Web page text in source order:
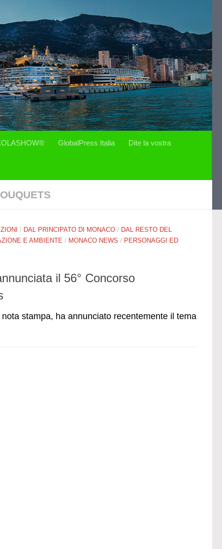
GlobalPress Italia Dite la vostra
/ DAL PRINCIPATO DI MONACO / DAL RESTO DEL
E AMBIENTE / MONACO NEWS / PERSONAGGI ED
il 56° Concorso
stampa, ha annunciato recentemente il tema